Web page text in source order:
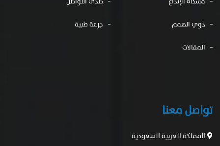
ذوي الهمم جرعة طبية
المقالات
تواصل معنا
المملكة العربية السعودية